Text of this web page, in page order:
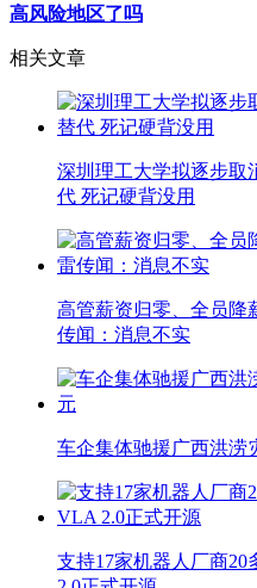
高风险地区了吗
相关文章
深圳理工大学拟逐步取
代 死记硬背没用
高管薪资归零、全员降
传闻：消息不实
车企集体驰援广西洪涝
支持17家机器人厂商